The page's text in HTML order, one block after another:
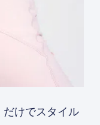
だけでスタイル